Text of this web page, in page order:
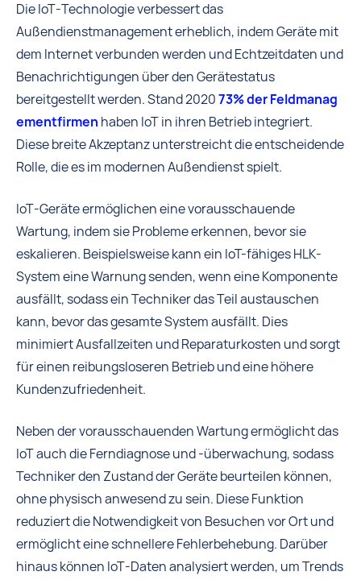
Die IoT-Technologie verbessert das
Außendienstmanagement erheblich, indem Geräte mit
dem Internet verbunden werden und Echtzeitdaten und
Benachrichtigungen über den Gerätestatus
bereitgestellt werden. Stand 202073% der Feldmanag
ementfirmen haben IoT in ihren Betrieb integriert.
Diese breite Akzeptanz unterstreicht die entscheidende
Rolle, die es im modernen Außendienst spielt.
IoT-Geräte ermöglichen eine vorausschauende
Wartung, indem sie Probleme erkennen, bevor sie
eskalieren. Beispielsweise kann ein IoT-fähiges HLK-
System eine Warnung senden, wenn eine Komponente
ausfällt, sodass ein Techniker das Teil austauschen
kann, bevor das gesamte System ausfällt. Dies
minimiert Ausfallzeiten und Reparaturkosten und sorgt
für einen reibungsloseren Betrieb und eine höhere
Kundenzufriedenheit.
Neben der vorausschauenden Wartung ermöglicht das
IoT auch die Ferndiagnose und -überwachung, sodass
Techniker den Zustand der Geräte beurteilen können,
ohne physisch anwesend zu sein. Diese Funktion
reduziert die Notwendigkeit von Besuchen vor Ort und
ermöglicht eine schnellere Fehlerbehebung. Darüber
hinaus können IoT-Daten analysiert werden, um Trends